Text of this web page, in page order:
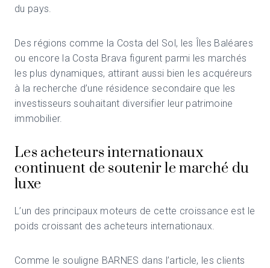
du pays.
Des régions comme la Costa del Sol, les Îles Baléares
ou encore la Costa Brava figurent parmi les marchés
les plus dynamiques, attirant aussi bien les acquéreurs
à la recherche d’une résidence secondaire que les
investisseurs souhaitant diversifier leur patrimoine
immobilier.
Les acheteurs internationaux
continuent de soutenir le marché du
luxe
L’un des principaux moteurs de cette croissance est le
poids croissant des acheteurs internationaux.
Comme le souligne BARNES dans l’article, les clients